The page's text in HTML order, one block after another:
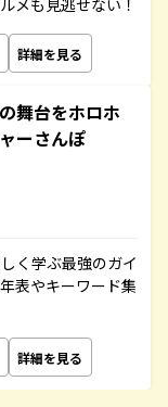
メも見逃せない！
詳細を見る
舞台をホロホ
ーさんぽ
く学ぶ最強のガイ
表やキーワード集
詳細を見る